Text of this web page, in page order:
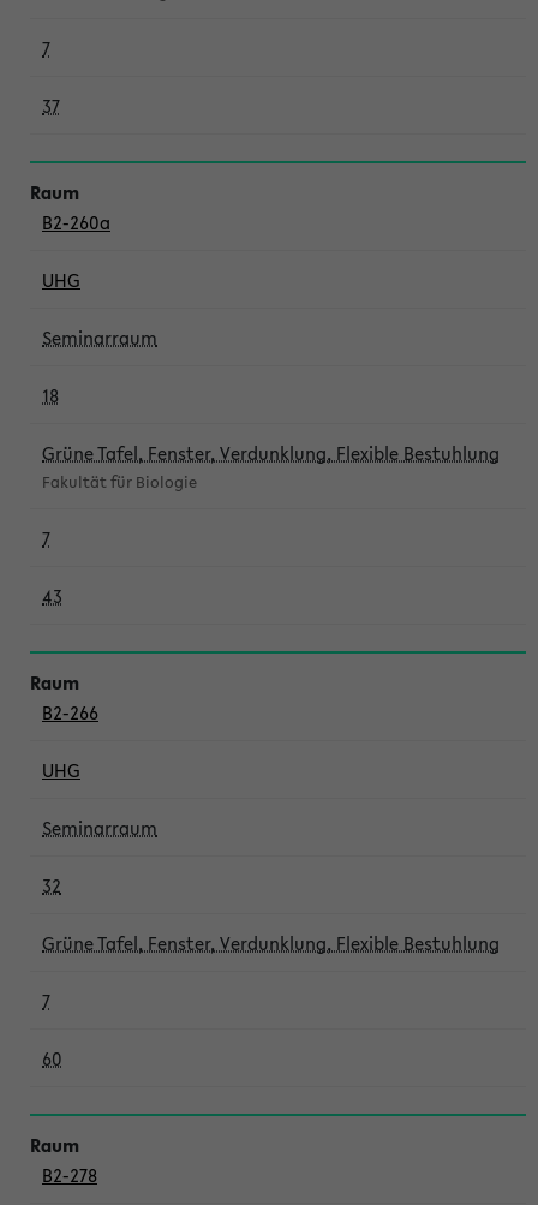
7
37
B2-260a
UHG
Seminarraum
18
Grüne Tafel, Fenster, Verdunklung, Flexible Bestuhlung
Fakultät für Biologie
7
43
B2-266
UHG
Seminarraum
32
Grüne Tafel, Fenster, Verdunklung, Flexible Bestuhlung
7
60
B2-278